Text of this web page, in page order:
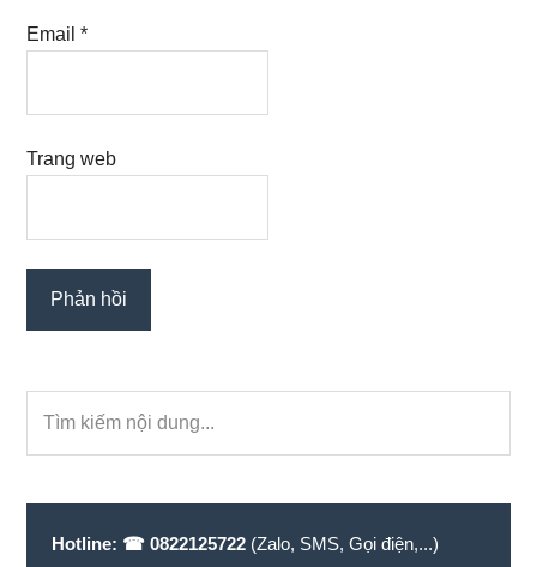
Email*
Trang web
Sidebar
kiếm
Hotline: ☎ 0822125722 (Zalo, SMS, Gọi điện,...)